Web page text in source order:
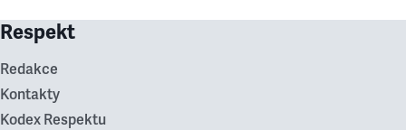
Respekt
Redakce
Kontakty
Kodex Respektu